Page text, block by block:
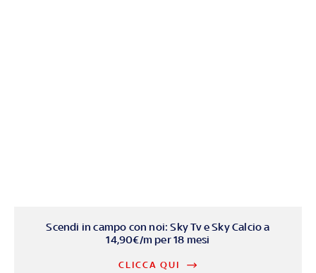
Scendi in campo con noi: Sky Tv e Sky Calcio a
14,90€/m per 18 mesi
CLICCA QUI